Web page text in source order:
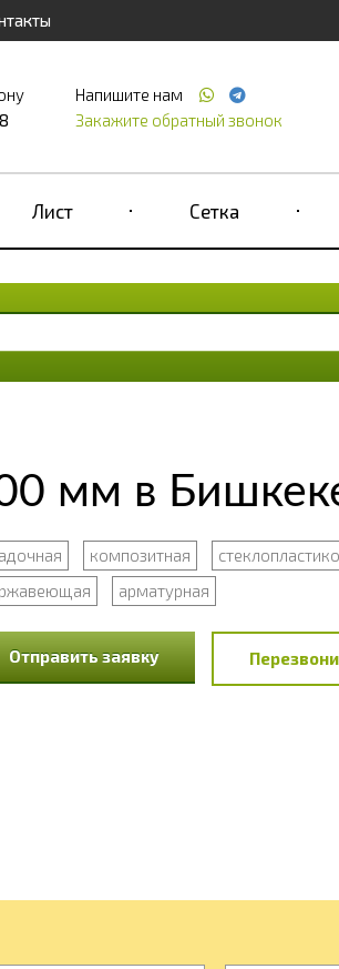
Напишите нам
Закажите обратный звонок
Лист Сетка
мм в
композитная
арматурная
Отправить заявку